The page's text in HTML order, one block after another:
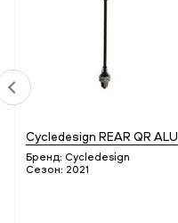
Cycledesign REAR QR ALU
Бренд: Cycledesign
Сезон: 2021